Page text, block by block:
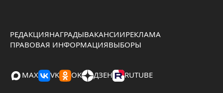
РЕДАКЦИЯНАГРАДЫВАКАНСИИРЕКЛАМА
ПРАВОВАЯ ИНФОРМАЦИЯВЫБОРЫ
MAX VK OK ДЗЕН RUTUBE